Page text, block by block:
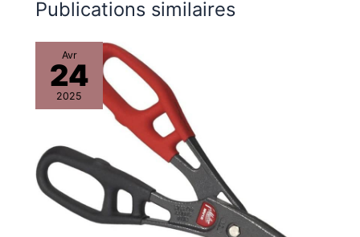
Publications similaires
Avr
24
2025